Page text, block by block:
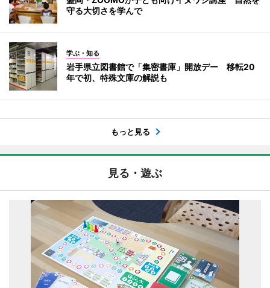
守る大切さを学んで
学ぶ・知る
岩手県立図書館で「集密書庫」開放デー 移転20
年で初、特殊文庫の解説も
もっと見る
見る・遊ぶ